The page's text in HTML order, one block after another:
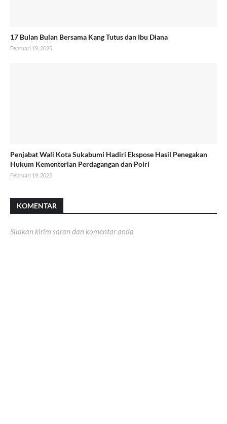
17 Bulan Bulan Bersama Kang Tutus dan Ibu Diana
Februari 19, 2025
Penjabat Wali Kota Sukabumi Hadiri Ekspose Hasil Penegakan
Hukum Kementerian Perdagangan dan Polri
Februari 19, 2025
KOMENTAR
Silakan kirim saran dan komentar anda